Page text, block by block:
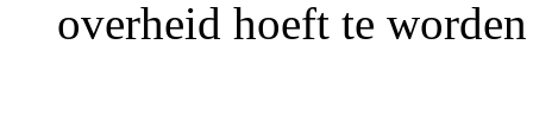
overheid hoeft te worden